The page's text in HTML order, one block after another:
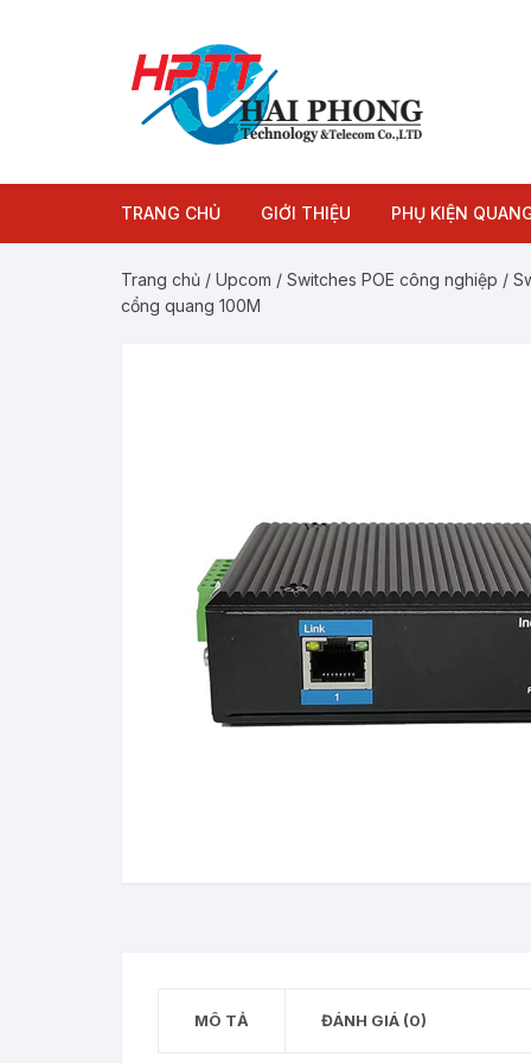
TRANG CHỦ GIỚI THIỆU PHỤ KIỆN
Module quang
Trang chủ / Upcom / Switches POE công nghiệp /
cổng quang 100M
MÔ TẢ ĐÁNH GIÁ (0)